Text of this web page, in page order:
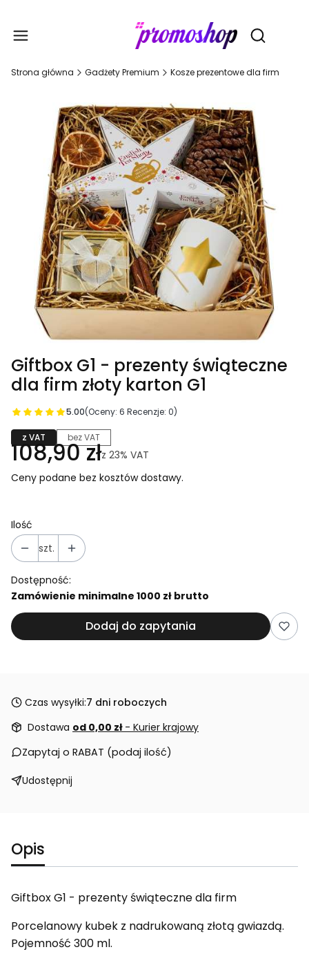
Otwórz
Strona główna Gadżety Premium Kosze prezentowe dla firm
Giftbox G1 - prezenty świąteczne
dla firm złoty karton G1
5.00(Oceny: 6 Recenzje: 0)
z VAT bez VAT
108,90 złz 23% VAT
Ceny podane bez kosztów dostawy.
Ilość
szt.
Dostępność:
Zamówienie minimalne 1000 zł brutto
Dodaj do zapytania
Czas wysyłki:7 dni roboczych
Dostawa od 0,00 zł - Kurier krajowy
Zapytaj o RABAT (podaj ilość)
Udostępnij
Opis
Giftbox G1 - prezenty świąteczne dla firm
Porcelanowy kubek z nadrukowaną złotą gwiazdą.
Pojemność 300 ml.